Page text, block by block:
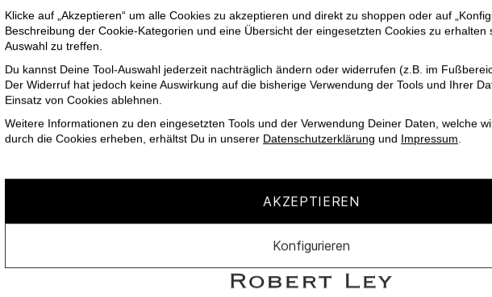
Hochwertige
Umweltbewusst
Praktische
Perfekt für Büro
Verleihe Deinem
Black – Deinem
Produktdetails
Klicke auf „Akzeptieren“ um alle Cookies zu akzeptieren und direkt zu shoppen oder auf
Beschreibung der Cookie-Kategorien und eine Übersicht der eingesetzten Cookies zu erhalten
Auswahl zu treffen.
Du kannst Deine Tool-Auswahl jederzeit nachträglich ändern oder widerrufen (z.B. im
Der Widerruf hat jedoch keine Auswirkung auf die bisherige Verwendung der Tools und Ihrer
Einsatz von Cookies ablehnen.
Weitere Informationen zu den eingesetzten Tools und der Verwendung Deiner Daten, welche
durch die Cookies erheben, erhältst Du in unserer Datenschutzerklärung und Impressum.
AKZEPTIEREN
Konfigurieren